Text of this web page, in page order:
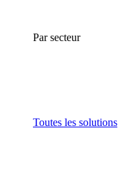
Par secteur
Toutes les solutions